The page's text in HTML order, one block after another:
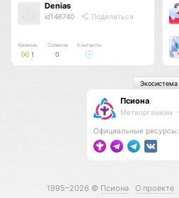
Denias
id146740 Поделиться
Уровень
1
Соликов
0
Контакты
Псиона
Метаорганизм
Официальные ресурсы:
Экосистема
1995–2026 © Псиона О проекте